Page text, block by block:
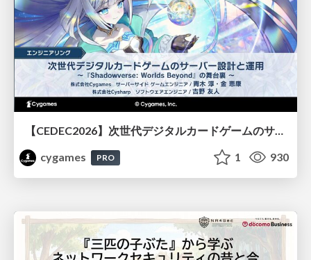
【CEDEC2026】次世代デジタルカードゲームのサーバー設計と運用 〜『Shadowverse: Worlds Beyond』の舞台裏～
cygames
PRO 1 930